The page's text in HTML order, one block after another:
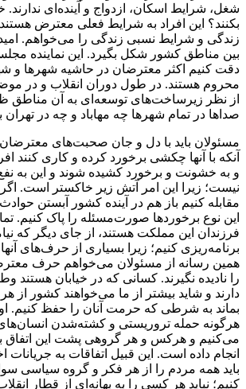
شغل، شرایط اسکان، ازدواج و آینده‌ای ندارند.
بکنند؟ این افراد به شرایط فعلی معترض
زندگی و شرایط نسبی زندگی را می‌خواهم.
بین مناطق کشور شکل بگیرد. این نماینده مجلس
دقت کنیم اکثر معترضان در حاشیه شهرها و
محروم هستند. در طول دوران انقلاب و در
از نظر زیرساخت‌های توسعه‌ای به آن‌ مناطق
صداها در تمام شهرها چه مهاباد و چه در تهران
مسئولان باید با دل و جان صحبت‌های
آنکه با آنها چکشی برخورد کرده و کاری کنند
و به خشونت و برخورد کشیده شوند و این به
نیست؛ زیرا این امر آتش زیر خاکستر است. اگر
مقابله کنیم باز هم در آینده کشور آبستن حوادث
این نوع برخوردها صورت‌مسئله را پاک کنیم.
فرزندان این مملکت هستند، از جای دیگر که
برنامه‌ریزی کنیم؛ زیرا بسیاری از حرف‌های
همین رسانه از مسئولان می‌خواهم حرف
را نادیده نگیرند. کسانی که در خیابان
دارند و شاید بیشتر از ما می‌خواهند کشور از
بماند به شرطی که حرمت آنان را حفظ کنیم.
هرگونه حمله تروریستی و کشته‌شدن
می‌کنیم و هرکس و هر گروهی پشت این اتفاق
انجام داده است. این قبیل اتفاقات به جریانات
باید همه مردم را از هر فکر و گروه سیاسی
کنیم؛ نباید هر کسی را به بهانه‌ای از قطار